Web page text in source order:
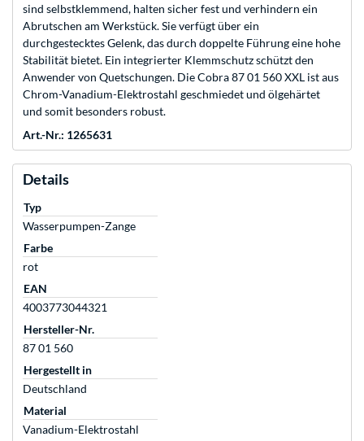
sind selbstklemmend, halten sicher fest und verhindern ein
Abrutschen am Werkstück. Sie verfügt über ein
durchgestecktes Gelenk, das durch doppelte Führung eine hohe
Stabilität bietet. Ein integrierter Klemmschutz schützt den
Anwender von Quetschungen. Die Cobra 87 01 560 XXL ist aus
Chrom-Vanadium-Elektrostahl geschmiedet und ölgehärtet
und somit besonders robust.
Art.-Nr.: 1265631
Details
Typ
Wasserpumpen-Zange
Farbe
rot
EAN
4003773044321
Hersteller-Nr.
87 01 560
Hergestellt in
Deutschland
Material
Vanadium-Elektrostahl